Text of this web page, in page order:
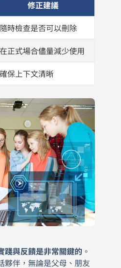
修正建議
隨時檢查是否可以刪除
在正式場合儘量減少使用
確保上下文清晰
踐與反饋是非常關鍵的 。
夥伴，無論是父母、朋友